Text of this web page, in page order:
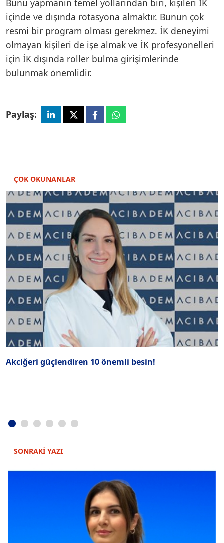
Bunu yapmanın temel yollarından biri, kişileri İK
içinde ve dışında rotasyona almaktır. Bunun çok
resmi bir program olması gerekmez. İK deneyimi
olmayan kişileri de işe almak ve İK profesyonelleri
için İK dışında roller bulma girişimlerinde
bulunmak önemlidir.
Paylaş:
ÇOK OKUNANLAR
Akciğeri güçlendiren 10 önemli besin!
SONRAKİ YAZI